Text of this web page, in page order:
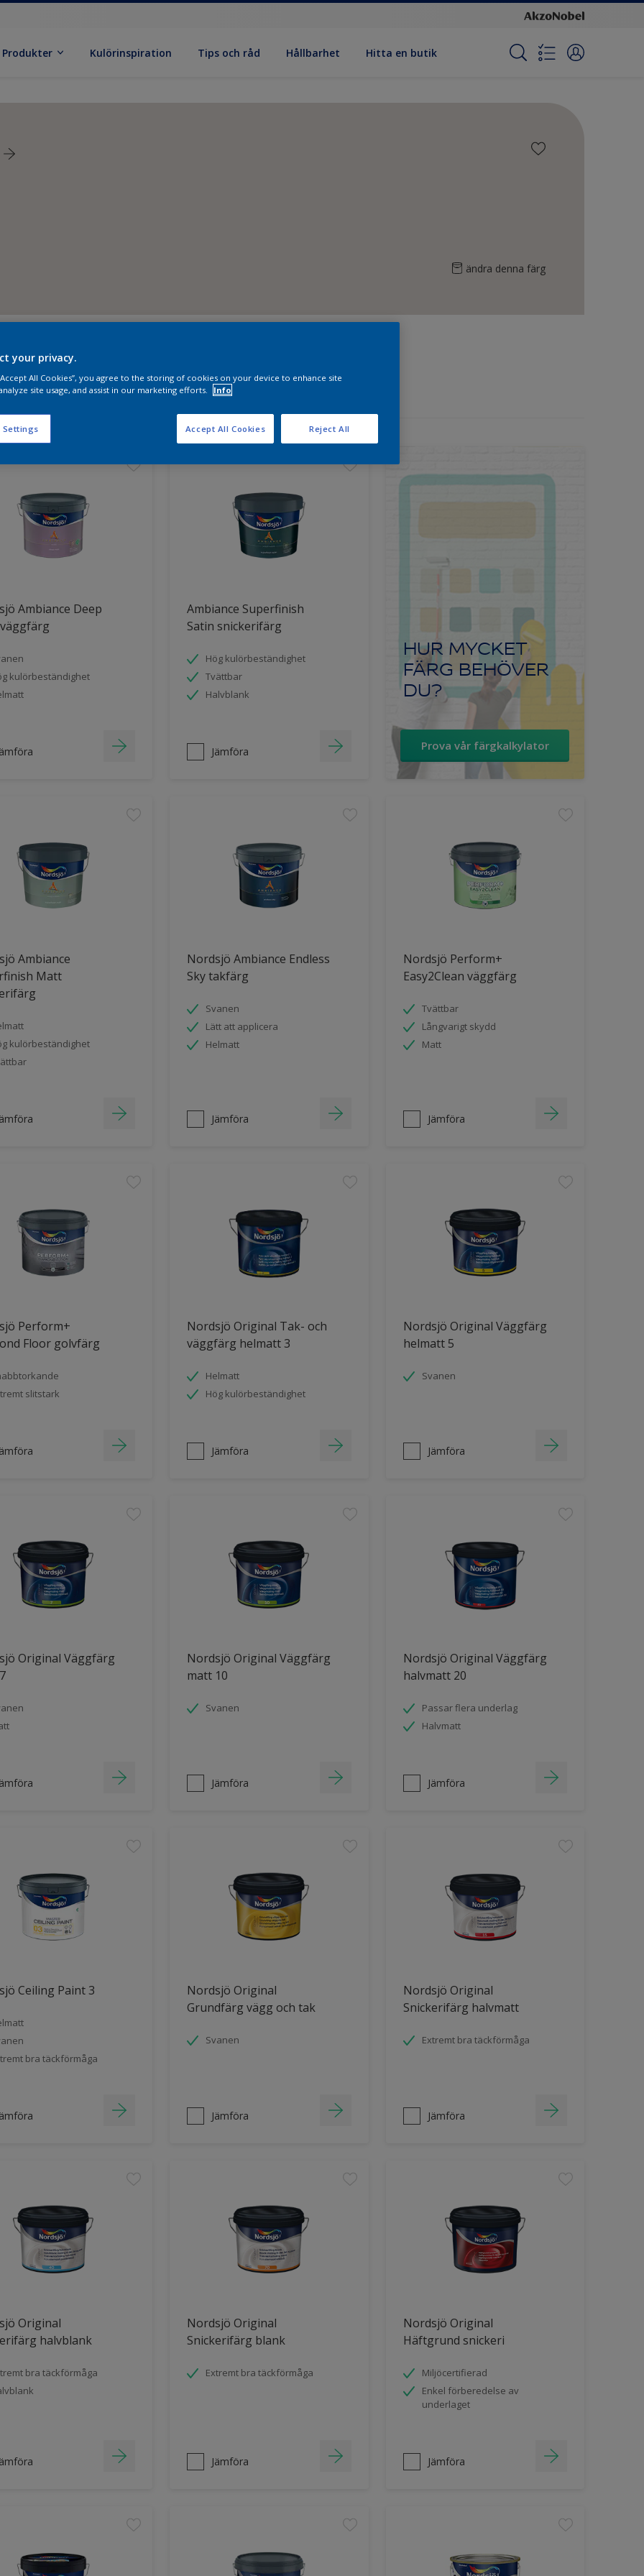
Produkter Kulörinspiration Tips och råd Hållbarhet Hitta en butik
ändra denna färg
produkterna för ditt projekt
Ambiance Deep
kulörbeständighet
Ambiance Superfinish
Satin snickerifärg
Hög kulörbeständighet
Tvättbar
Halvblank
Jämföra
HUR MYCKET
FÄRG BEHÖVER
DU?
Prova vår färgkalkylator
Ambiance
Matt
kulörbeständighet
Nordsjö Ambiance Endless
Sky takfärg
Svanen
Lätt att applicera
Helmatt
Jämföra
Nordsjö Perform+
Easy2Clean väggfärg
Tvättbar
Långvarigt skydd
Matt
Jämföra
Perform+
Floor golvfärg
slitstark
Nordsjö Original Tak- och
väggfärg helmatt 3
Helmatt
Hög kulörbeständighet
Jämföra
Nordsjö Original Väggfärg
helmatt 5
Svanen
Jämföra
Original Väggfärg
Nordsjö Original Väggfärg
matt 10
Svanen
Jämföra
Nordsjö Original Väggfärg
halvmatt 20
Passar flera underlag
Halvmatt
Jämföra
Ceiling Paint 3
bra täckförmåga
Nordsjö Original
Grundfärg vägg och tak
Svanen
Jämföra
Nordsjö Original
Snickerifärg halvmatt
Extremt bra täckförmåga
Jämföra
Original
halvblank
bra täckförmåga
Nordsjö Original
Snickerifärg blank
Extremt bra täckförmåga
Jämföra
Nordsjö Original
Häftgrund snickeri
Miljöcertifierad
Enkel förberedelse av
underlaget
Jämföra
your privacy.
All Cookies”, you agree to the storing of cookies on your device to enhance site
site usage, and assist in our marketing efforts.
Info
Settings Reject All
Accept All Cookies